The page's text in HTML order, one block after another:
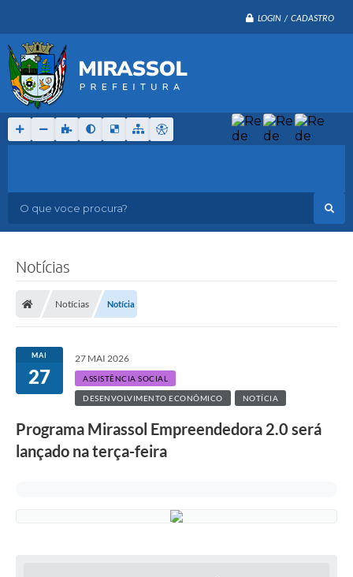
LOGIN / CADASTRO
O que voce procura?
Notícias
Notícias Notícia
MAI
27
27 MAI 2026
ASSISTÊNCIA SOCIAL
DESENVOLVIMENTO ECONÔMICO NOTÍCIA
Programa Mirassol Empreendedora 2.0 será
lançado na terça-feira